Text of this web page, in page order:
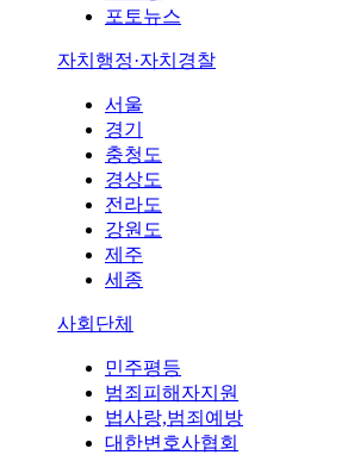
포토뉴스
자치행정·자치경찰
서울
경기
충청도
경상도
전라도
강원도
제주
세종
사회단체
민주평등
범죄피해자지원
법사랑,범죄예방
대한변호사협회